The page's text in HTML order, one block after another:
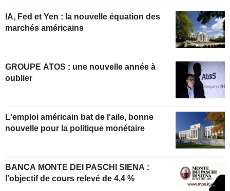
IA, Fed et Yen : la nouvelle équation des
marchés américains
GROUPE ATOS : une nouvelle année à
oublier
L'emploi américain bat de l'aile, bonne
nouvelle pour la politique monétaire
BANCA MONTE DEI PASCHI SIENA :
l'objectif de cours relevé de 4,4 %